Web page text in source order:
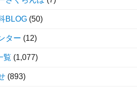
BLOG (50)
ター (12)
覧 (1,077)
(893)